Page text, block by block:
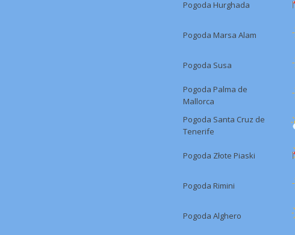
Pogoda Hurghada
Pogoda Marsa Alam
Pogoda Susa
Pogoda Palma de
Mallorca
Pogoda Santa Cruz de
Tenerife
Pogoda Złote Piaski
Pogoda Rimini
Pogoda Alghero